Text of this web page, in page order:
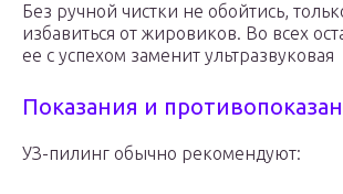
Без ручной чистки не обойтись,
избавиться от жировиков. Во всех
ее с успехом заменит ультразвуковая
Показания и
УЗ-пилинг обычно рекомендуют: